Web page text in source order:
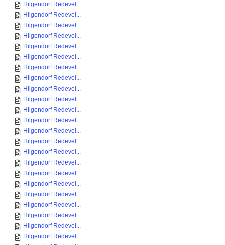
Hilgendorf Redevel...
Hilgendorf Redevel...
Hilgendorf Redevel...
Hilgendorf Redevel...
Hilgendorf Redevel...
Hilgendorf Redevel...
Hilgendorf Redevel...
Hilgendorf Redevel...
Hilgendorf Redevel...
Hilgendorf Redevel...
Hilgendorf Redevel...
Hilgendorf Redevel...
Hilgendorf Redevel...
Hilgendorf Redevel...
Hilgendorf Redevel...
Hilgendorf Redevel...
Hilgendorf Redevel...
Hilgendorf Redevel...
Hilgendorf Redevel...
Hilgendorf Redevel...
Hilgendorf Redevel...
Hilgendorf Redevel...
Hilgendorf Redevel...